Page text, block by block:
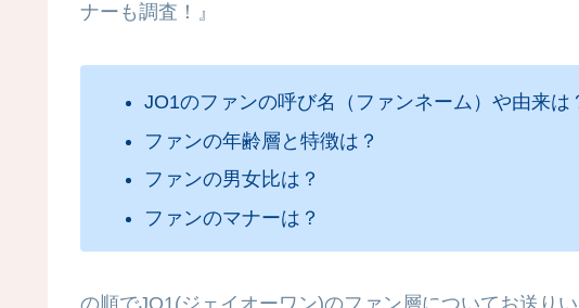
ナーも調査！』
JO1のファンの呼び名（ファンネーム）や由来は
ファンの年齢層と特徴は？
ファンの男女比は？
ファンのマナーは？